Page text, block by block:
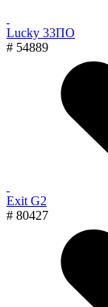
Lucky 33ПО
# 54889
Exit G2
# 80427